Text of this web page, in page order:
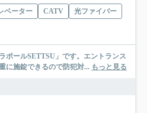
ベーター CATV
光ファイバー
ポールSETTSU」です。エントランス
に施錠できるので防犯対... もっと見る